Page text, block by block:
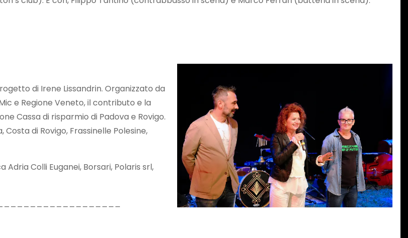
di Irene Lissandrin. Organizzato da
e Regione Veneto, il contributo e la
Cassa di risparmio di Padova e Rovigo.
Costa di Rovigo, Frassinelle Polesine,
Colli Euganei, Borsari, Polaris srl,